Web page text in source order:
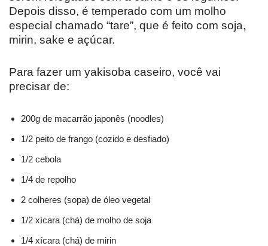
Depois disso, é temperado com um molho
especial chamado “tare”, que é feito com soja,
mirin, sake e açúcar.
Para fazer um yakisoba caseiro, você vai
precisar de:
200g de macarrão japonês (noodles)
1/2 peito de frango (cozido e desfiado)
1/2 cebola
1/4 de repolho
2 colheres (sopa) de óleo vegetal
1/2 xícara (chá) de molho de soja
1/4 xícara (chá) de mirin